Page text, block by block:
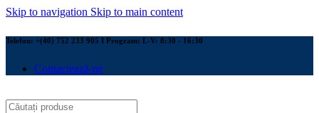
Skip to navigation Skip to main content
Telefon: +(40) 752 233 905 I Program: L-V: 8:30 - 16:30
Contactează-ne